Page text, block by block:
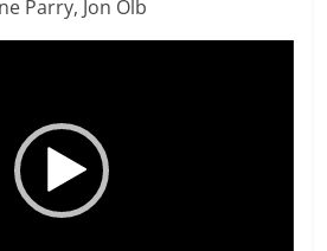
Parry, Jon Olb